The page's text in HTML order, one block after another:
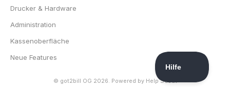
Drucker & Hardware
Administration
Kassenoberfläche
Neue Features
© got2bill OG 2026. Powered by Help Scout